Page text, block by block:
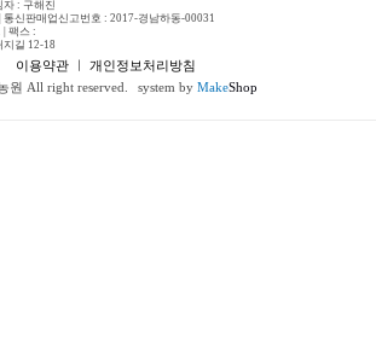
자 : 구해진
신판매업신고번호 : 2017-경남하동-00031
| 팩스 :
지길 12-18
이용약관ㅣ 개인정보처리방침
원 All right reserved.
system by MakeShop